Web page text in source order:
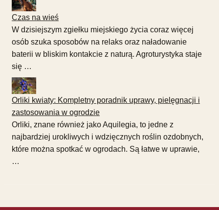
Czas na wieś
W dzisiejszym zgiełku miejskiego życia coraz więcej
osób szuka sposobów na relaks oraz naładowanie
baterii w bliskim kontakcie z naturą. Agroturystyka staje
się …
Orliki kwiaty: Kompletny poradnik uprawy, pielęgnacji i
zastosowania w ogrodzie
Orliki, znane również jako Aquilegia, to jedne z
najbardziej urokliwych i wdzięcznych roślin ozdobnych,
które można spotkać w ogrodach. Są łatwe w uprawie,
…